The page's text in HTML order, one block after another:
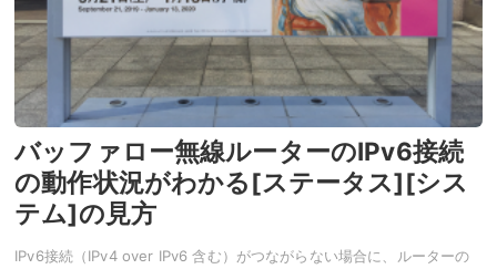
バッファロー無線ルーターのIPv6接続
の動作状況がわかる[ステータス][シス
テム]の見方
IPv6接続（IPv4 over IPv6 含む）がつながらない場合に、ルーターの